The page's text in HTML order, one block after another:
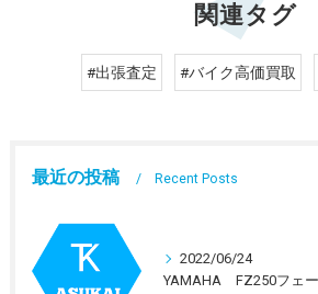
関連タグ
#出張査定 #バイク高価買取
最近の投稿 Recent Posts
2022/06/24